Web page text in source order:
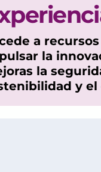
a
la
la
y